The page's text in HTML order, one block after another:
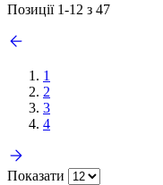
Позиції 1-12 з 47
1
2
3
4
Показати